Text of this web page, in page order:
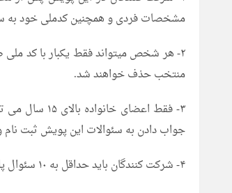
مشخصات فردی و همچنین کدملی خود به
۲- هر شخص میتواند فقط یکبار با کد
منتخب حذف خواهند شد.
۳- فقط
جواب دادن به سئوالات این پویش ثبت نام
۴- شرکت کنندگان باید حداقل به ۱۰ سئوال پاسخ صحیح دهند .